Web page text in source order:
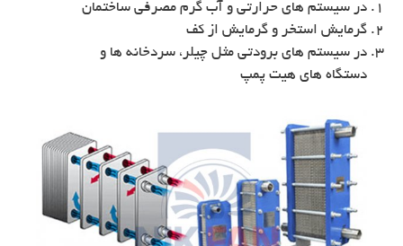
در سیستم های حرارتی و آب گرم مصرفی ساختمان
گرمایش استخر و گرمایش از کف
در سیستم های برودتی مثل چیلر، سردخانه ها و
دستگاه های هیت پمپ